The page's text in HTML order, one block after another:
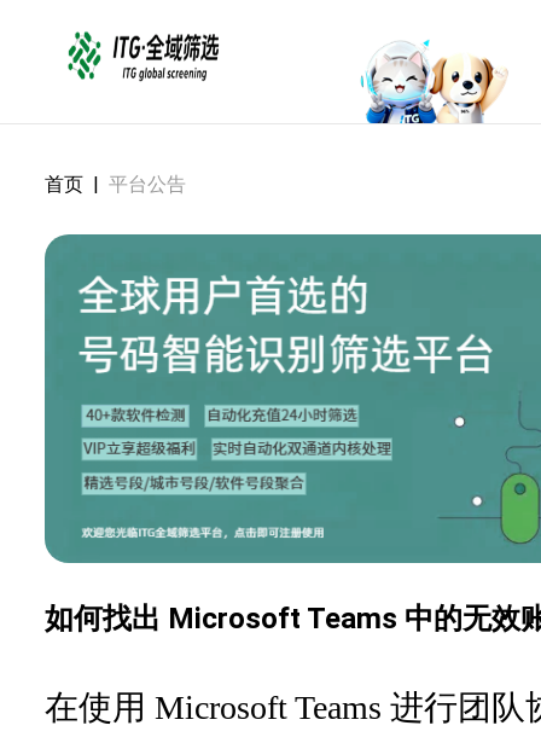
首页 | 平台公告
如何找出 Microsoft Teams 中的无效
在使用 Microsoft Teams 进行团